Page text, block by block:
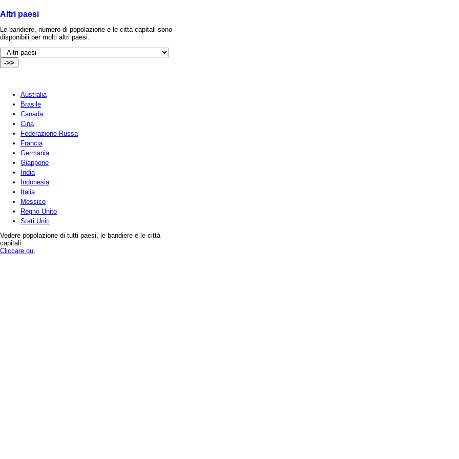
Altri paesi
Le bandiere, numero di popolazione e le città capitali sono
disponibili per molti altri paesi.
Australia
Brasile
Canada
Cina
Federazione Russa
Francia
Germania
Giappone
India
Indonesia
Italia
Messico
Regno Unito
Stati Uniti
Vedere popolazione di tutti paesi, le bandiere e le città
capitali:
Cliccare qui